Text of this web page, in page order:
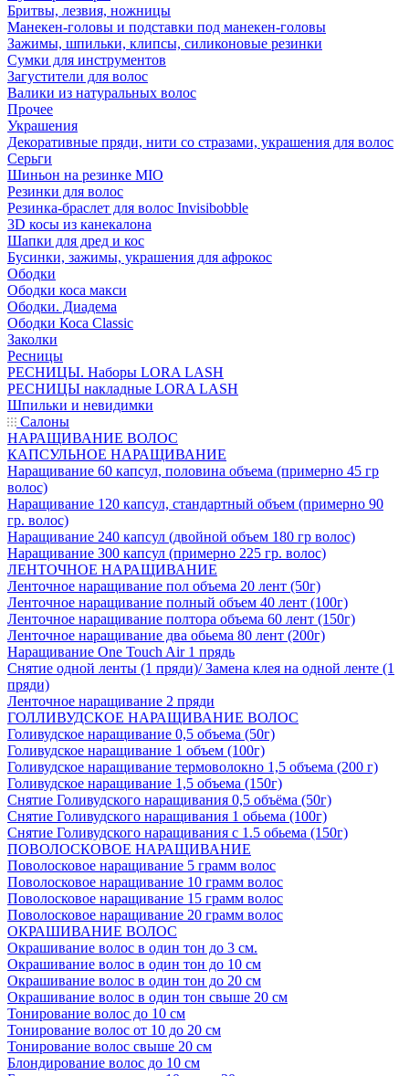
Бритвы, лезвия, ножницы
Манекен-головы и подставки под манекен-головы
Зажимы, шпильки, клипсы, силиконовые резинки
Сумки для инструментов
Загустители для волос
Валики из натуральных волос
Прочее
Украшения
Декоративные пряди, нити со стразами, украшения для волос
Серьги
Шиньон на резинке MIO
Резинки для волос
Резинка-браслет для волос Invisibobble
3D косы из канекалона
Шапки для дред и кос
Бусинки, зажимы, украшения для афрокос
Ободки
Ободки коса макси
Ободки. Диадема
Ободки Коса Classic
Заколки
Ресницы
РЕСНИЦЫ. Наборы LORA LASH
РЕСНИЦЫ накладные LORA LASH
Шпильки и невидимки
Салоны
НАРАЩИВАНИЕ ВОЛОС
КАПСУЛЬНОЕ НАРАЩИВАНИЕ
Наращивание 60 капсул, половина объема (примерно 45 гр
волос)
Наращивание 120 капсул, стандартный объем (примерно 90
гр. волос)
Наращивание 240 капсул (двойной объем 180 гр волос)
Наращивание 300 капсул (примерно 225 гр. волос)
ЛЕНТОЧНОЕ НАРАЩИВАНИЕ
Ленточное наращивание пол объема 20 лент (50г)
Ленточное наращивание полный объем 40 лент (100г)
Ленточное наращивание полтора объема 60 лент (150г)
Ленточное наращивание два обьема 80 лент (200г)
Наращивание One Touch Air 1 прядь
Снятие одной ленты (1 пряди)/ Замена клея на одной ленте (1
пряди)
Ленточное наращивание 2 пряди
ГОЛЛИВУДСКОЕ НАРАЩИВАНИЕ ВОЛОС
Голивудское наращивание 0,5 объема (50г)
Голивудское наращивание 1 объем (100г)
Голивудское наращивание термоволокно 1,5 объема (200 г)
Голивудское наращивание 1,5 объема (150г)
Снятие Голивудского наращивания 0,5 объёма (50г)
Снятие Голивудского наращивания 1 обьема (100г)
Снятие Голивудского наращивания с 1.5 обьема (150г)
ПОВОЛОСКОВОЕ НАРАЩИВАНИЕ
Поволосковое наращивание 5 грамм волос
Поволосковое наращивание 10 грамм волос
Поволосковое наращивание 15 грамм волос
Поволосковое наращивание 20 грамм волос
ОКРАШИВАНИЕ ВОЛОС
Окрашивание волос в один тон до 3 см.
Окрашивание волос в один тон до 10 см
Окрашивание волос в один тон до 20 см
Окрашивание волос в один тон свыше 20 см
Тонирование волос до 10 см
Тонирование волос от 10 до 20 см
Тонирование волос свыше 20 см
Блондирование волос до 10 см